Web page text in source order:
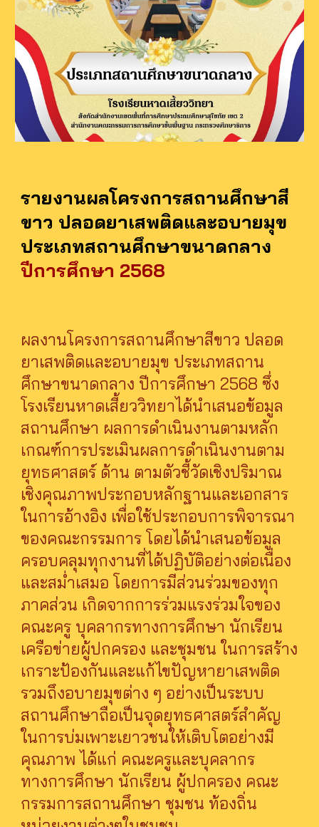
รายงานผลโครงการสถานศึกษาสี
ขาว ปลอดยาเสพติดและอบายมุข
ประเภทสถานศึกษาขนาดกลาง
ปีการศึกษา 2568
ผลงานโครงการสถานศึกษาสีขาว ปลอด
ยาเสพติดและอบายมุข ประเภทสถาน
ศึกษาขนาดกลาง ปีการศึกษา 2568 ซึ่ง
โรงเรียนหาดเสี้ยววิทยาได้นำเสนอข้อมูล
สถานศึกษา ผลการดำเนินงานตามหลัก
เกณฑ์การประเมินผลการดำเนินงานตาม
ยุทธศาสตร์ ด้าน ตามตัวชี้วัดเชิงปริมาณ
เชิงคุณภาพประกอบหลักฐานและเอกสาร
ในการอ้างอิง เพื่อใช้ประกอบการพิจารณา
ของคณะกรรมการ โดยได้นำเสนอข้อมูล
ครอบคลุมทุกงานที่ได้ปฏิบัติอย่างต่อเนื่อง
และสม่ำเสมอ โดยการมีส่วนร่วมของทุก
ภาคส่วน เกิดจากการร่วมแรงร่วมใจของ
คณะครู บุคลากรทางการศึกษา นักเรียน
เครือข่ายผู้ปกครอง และชุมชน ในการสร้าง
เกราะป้องกันและแก้ไขปัญหายาเสพติด
รวมถึงอบายมุขต่าง ๆ อย่างเป็นระบบ
สถานศึกษาถือเป็นจุดยุทธศาสตร์สำคัญ
ในการบ่มเพาะเยาวชนให้เติบโตอย่างมี
คุณภาพ ได้แก่ คณะครูและบุคลากร
ทางการศึกษา นักเรียน ผู้ปกครอง คณะ
กรรมการสถานศึกษา ชุมชน ท้องถิ่น